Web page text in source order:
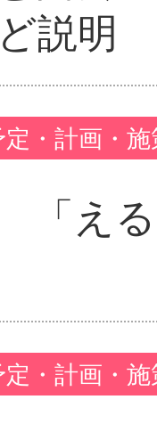
説明
・計画・
「え
・計画・